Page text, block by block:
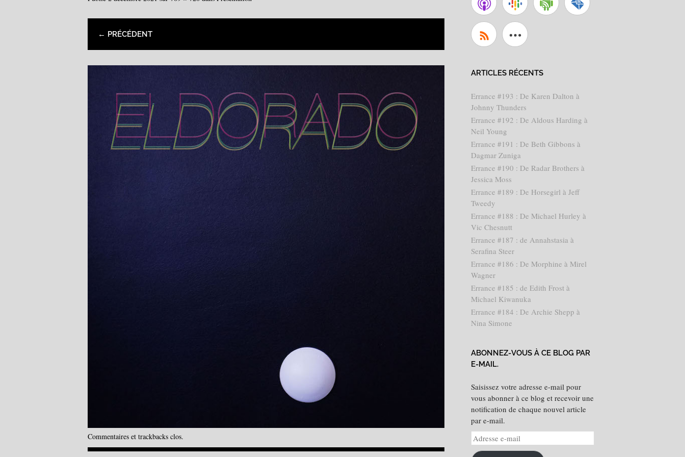
← PRÉCÉDENT
Commentaires et trackbacks clos.
ARTICLES RÉCENTS
Errance #193 : De Karen Dalton à
Johnny Thunders
Errance #192 : De Aldous Harding à
Neil Young
Errance #191 : De Beth Gibbons à
Dagmar Zuniga
Errance #190 : De Radar Brothers à
Jessica Moss
Errance #189 : De Horsegirl à Jeff
Tweedy
Errance #188 : De Michael Hurley à
Vic Chesnutt
Errance #187 : de Annahstasia à
Serafina Steer
Errance #186 : De Morphine à Mirel
Wagner
Errance #185 : de Edith Frost à
Michael Kiwanuka
Errance #184 : De Archie Shepp à
Nina Simone
ABONNEZ-VOUS À CE BLOG PAR
E-MAIL.
Saisissez votre adresse e-mail pour
vous abonner à ce blog et recevoir une
notification de chaque nouvel article
par e-mail.
Adresse
e-